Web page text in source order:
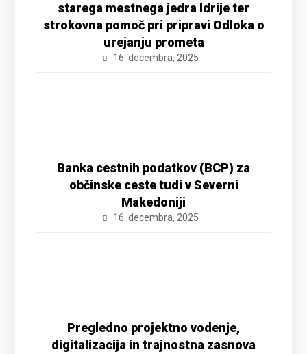
starega mestnega jedra Idrije ter
strokovna pomoč pri pripravi Odloka o
urejanju prometa
16. decembra, 2025
Banka cestnih podatkov (BCP) za
občinske ceste tudi v Severni
Makedoniji
16. decembra, 2025
Pregledno projektno vodenje,
digitalizacija in trajnostna zasnova